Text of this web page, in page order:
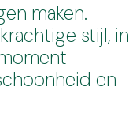
maken.
stijl, in
en